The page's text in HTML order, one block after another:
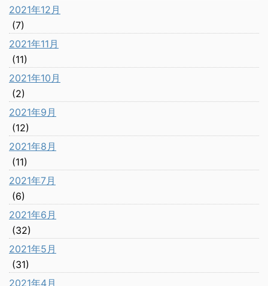
2021年12月
(7)
2021年11月
(11)
2021年10月
(2)
2021年9月
(12)
2021年8月
(11)
2021年7月
(6)
2021年6月
(32)
2021年5月
(31)
2021年4月